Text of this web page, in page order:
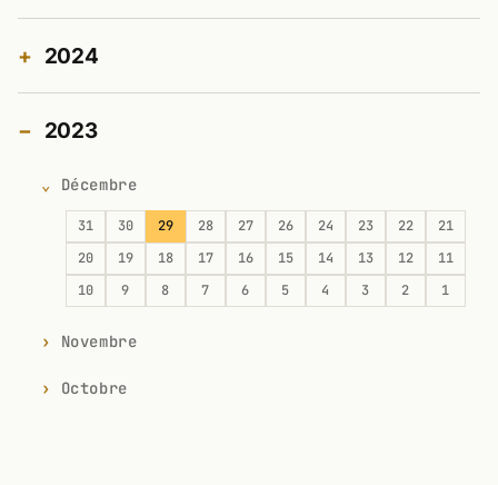
2024
2023
Décembre
31 30 29 28 27 26 24 23 22
21
20
19 18 17 16 15 14 13 12
11
10
9 8 7 6 5 4 3 2 1
Novembre
Octobre